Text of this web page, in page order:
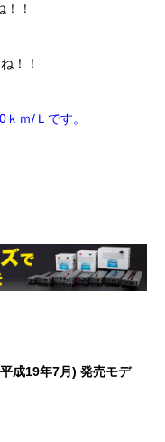
！
！！
ｍ/Ｌです。
成19年7月) 発売モデ